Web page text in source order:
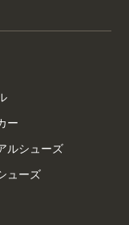
ー
ルシューズ
ューズ